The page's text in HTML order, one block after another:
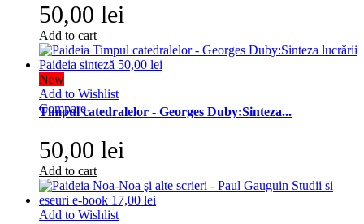
50,00 lei
Add to cart
New
Add to Wishlist
Compare
Timpul catedralelor - Georges Duby:Sinteza...
50,00 lei
Add to cart
Add to Wishlist